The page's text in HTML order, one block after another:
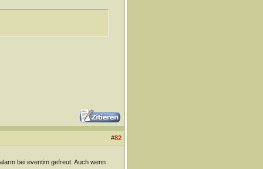
#82
bei eventim gefreut. Auch wenn